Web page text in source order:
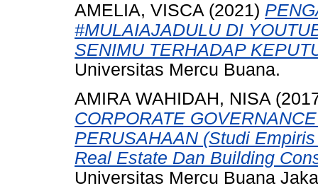
AMELIA, VISCA (2021)
#MULAIAJADULU DI
SENIMU TERHADAP
Universitas Mercu Buana.
AMIRA WAHIDAH, NISA
CORPORATE
PERUSAHAAN (Studi
Real Estate Dan Building
Universitas Mercu Buana